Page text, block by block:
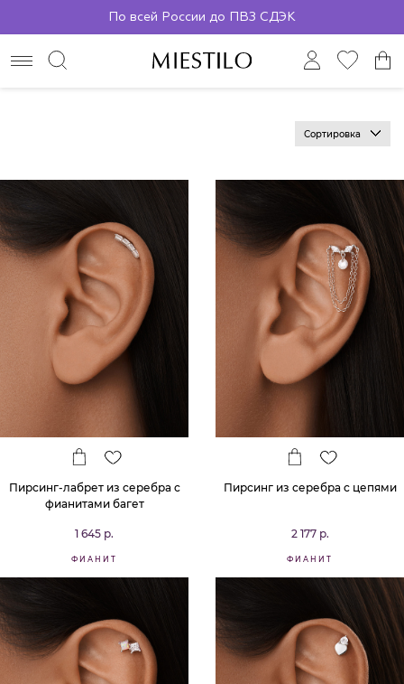
По всей России до ПВЗ СДЭК
Сортировка
Пирсинг-лабрет из серебра с
фианитами багет
1 645 р.
ФИАНИТ
Пирсинг из серебра с цепями
2 177 р.
ФИАНИТ